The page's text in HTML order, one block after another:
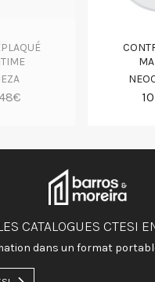
CATALOGUES CTESI
dans un format